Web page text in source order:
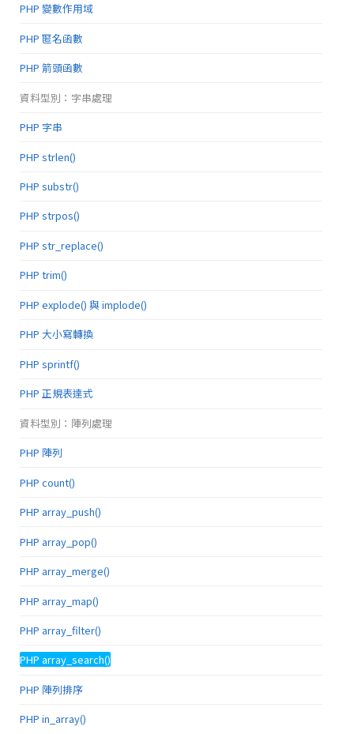
PHP 變數作用域
PHP 匿名函數
PHP 箭頭函數
資料型別：字串處理
PHP 字串
PHP strlen()
PHP substr()
PHP strpos()
PHP str_replace()
PHP trim()
PHP explode() 與 implode()
PHP 大小寫轉換
PHP sprintf()
PHP 正規表達式
資料型別：陣列處理
PHP 陣列
PHP count()
PHP array_push()
PHP array_pop()
PHP array_merge()
PHP array_map()
PHP array_filter()
PHP array_search()
PHP 陣列排序
PHP in_array()